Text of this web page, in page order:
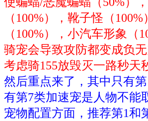
（100%），靴子怪（
（100%），小汽车形象（
骑宠会导致攻防都变成负
考虑骑155放毁灭一路秒天
然后重点来了，其中只有
有第7类加速宠是人物不能
宠物配置方面，推荐第1和